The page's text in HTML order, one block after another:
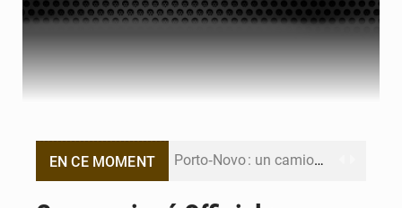
EN CE MOMENT Porto‑Novo : un camion de produits pétroliers embrase Avakpa